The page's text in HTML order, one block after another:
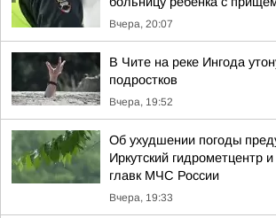
Вчера, 20:07
В Чите на реке Ингода
подростков
Вчера, 19:52
Об ухудшении погоды
Иркутский гидрометцентр
главк МЧС России
Вчера, 19:33